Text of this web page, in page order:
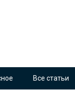
Все статьи